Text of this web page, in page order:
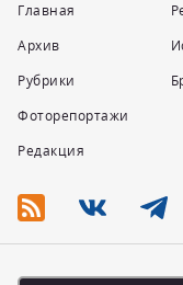
Главная
Архив
Рубрики
Фоторепортажи
Редакция